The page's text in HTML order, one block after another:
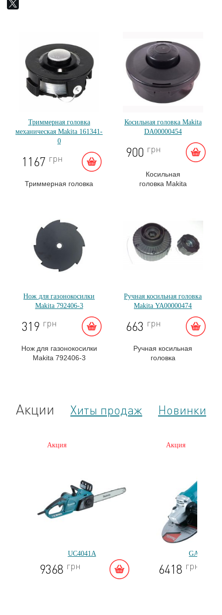
Триммерная головка
механическая Makita 161341-
0
1167 грн
Триммерная головка
Makita 161341-0
Косильная головка Makita
DA00000454
900 грн
Косильная
головка Makita
Нож для газонокосилки
Makita 792406-3
319 грн
Нож для газонокосилки
Makita 792406-3
Ручная косильная головка
Makita YA00000474
663 грн
Ручная косильная
головка
Акции Хиты продаж Новинки
Акция
UC4041A
9368 грн
Акция
GA9050
6418 грн